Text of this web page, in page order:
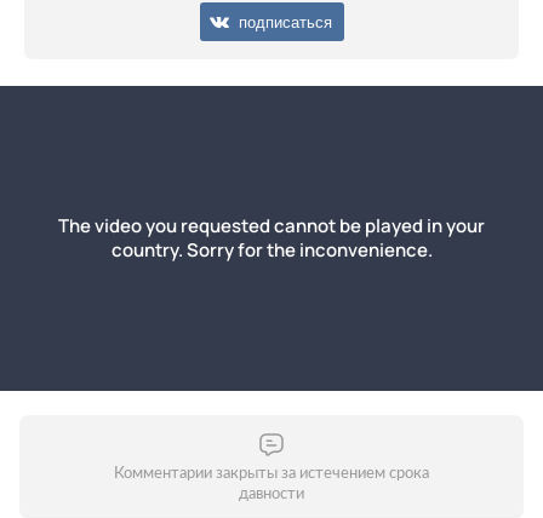
подписаться
Комментарии закрыты за истечением срока
давности